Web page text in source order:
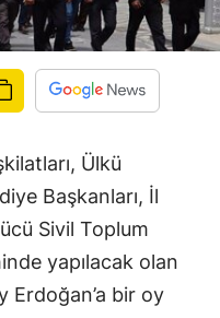
Gümüşhane
Hatay
Ülkü
Başkanları, İl
Sivil Toplum
yapılacak olan
Erdoğan’a bir oy